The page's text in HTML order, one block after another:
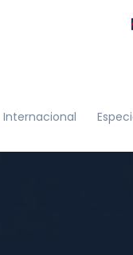
Internacional